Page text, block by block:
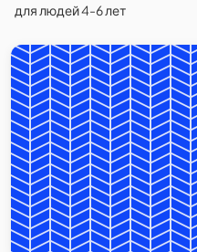
для людей 4-6 лет